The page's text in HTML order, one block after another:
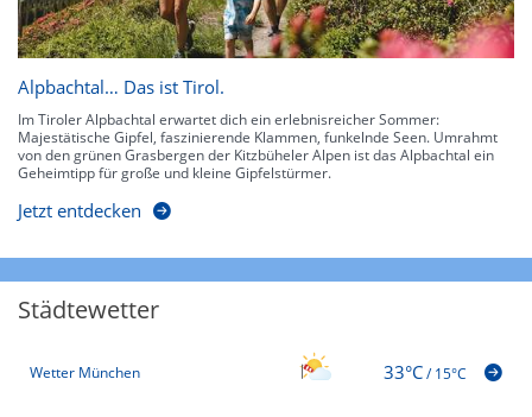
Alpbachtal… Das ist Tirol.
Im Tiroler Alpbachtal erwartet dich ein erlebnisreicher Sommer:
Majestätische Gipfel, faszinierende Klammen, funkelnde Seen. Umrahmt
von den grünen Grasbergen der Kitzbüheler Alpen ist das Alpbachtal ein
Geheimtipp für große und kleine Gipfelstürmer.
Jetzt entdecken
Städtewetter
Wetter München 33°C/15°C